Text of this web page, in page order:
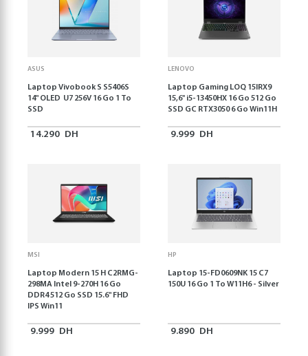
ASUS
Laptop Vivobook S S5406S
14" OLED U7 256V 16 Go 1 To
SSD
14.290 DH
LENOVO
Laptop Gaming LOQ 15IRX9
15,6'' i5-13450HX 16 Go 512 Go
SSD GC RTX3050 6 Go Win11H
9.999 DH
MSI
Laptop Modern 15 H C2RMG-
298MA Intel 9-270H 16 Go
DDR4 512 Go SSD 15.6" FHD
IPS Win11
9.999 DH
HP
Laptop 15-FD0609NK 15 C7
150U 16 Go 1 To W11H6 - Silver
9.890 DH